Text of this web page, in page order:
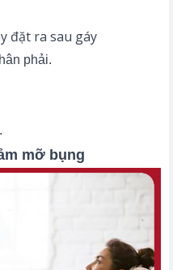
đặt ra sau gáy
phải.
mỡ bụng